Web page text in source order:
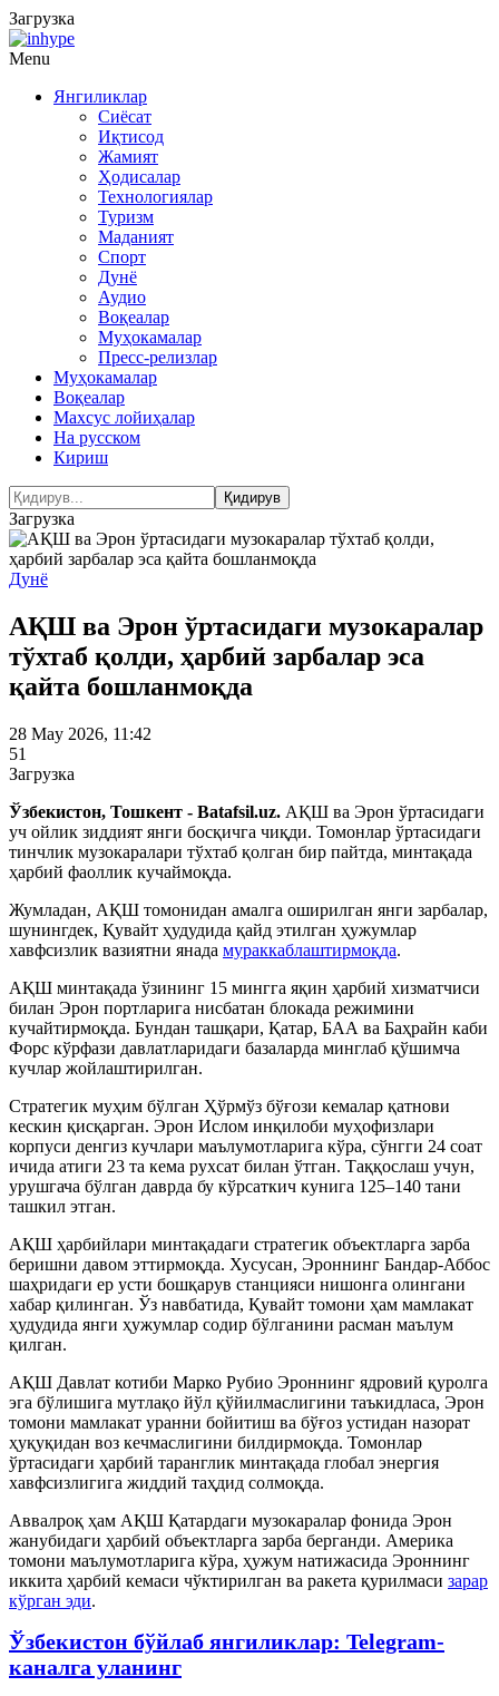
Загрузка
Menu
Янгиликлар
Сиёсат
Иқтисод
Жамият
Ҳодисалар
Технологиялар
Туризм
Маданият
Спорт
Дунё
Аудио
Воқеалар
Муҳокамалар
Пресс-релизлар
Муҳокамалар
Воқеалар
Махсус лойиҳалар
На русском
Кириш
Загрузка
Дунё
АҚШ ва Эрон ўртасидаги музокаралар
тўхтаб қолди, ҳарбий зарбалар эса
қайта бошланмоқда
28 May 2026, 11:42
51
Загрузка
Ўзбекистон, Тошкент - Batafsil.uz. АҚШ ва Эрон ўртасидаги
уч ойлик зиддият янги босқичга чиқди. Томонлар ўртасидаги
тинчлик музокаралари тўхтаб қолган бир пайтда, минтақада
ҳарбий фаоллик кучаймоқда.
Жумладан, АҚШ томонидан амалга оширилган янги зарбалар,
шунингдек, Қувайт ҳудудида қайд этилган ҳужумлар
хавфсизлик вазиятни янада мураккаблаштирмоқда.
АҚШ минтақада ўзининг 15 мингга яқин ҳарбий хизматчиси
билан Эрон портларига нисбатан блокада режимини
кучайтирмоқда. Бундан ташқари, Қатар, БАА ва Баҳрайн каби
Форс кўрфази давлатларидаги базаларда минглаб қўшимча
кучлар жойлаштирилган.
Стратегик муҳим бўлган Ҳўрмўз бўғози кемалар қатнови
кескин қисқарган. Эрон Ислом инқилоби муҳофизлари
корпуси денгиз кучлари маълумотларига кўра, сўнгги 24 соат
ичида атиги 23 та кема рухсат билан ўтган. Таққослаш учун,
урушгача бўлган даврда бу кўрсаткич кунига 125–140 тани
ташкил этган.
АҚШ ҳарбийлари минтақадаги стратегик объектларга зарба
беришни давом эттирмоқда. Хусусан, Эроннинг Бандар-Аббос
шаҳридаги ер усти бошқарув станцияси нишонга олингани
хабар қилинган. Ўз навбатида, Қувайт томони ҳам мамлакат
ҳудудида янги ҳужумлар содир бўлганини расман маълум
қилган.
АҚШ Давлат котиби Марко Рубио Эроннинг ядровий қуролга
эга бўлишига мутлақо йўл қўйилмаслигини таъкидласа, Эрон
томони мамлакат уранни бойитиш ва бўғоз устидан назорат
ҳуқуқидан воз кечмаслигини билдирмоқда. Томонлар
ўртасидаги ҳарбий таранглик минтақада глобал энергия
хавфсизлигига жиддий таҳдид солмоқда.
Аввалроқ ҳам АҚШ Қатардаги музокаралар фонида Эрон
жанубидаги ҳарбий объектларга зарба берганди. Америка
томони маълумотларига кўра, ҳужум натижасида Эроннинг
иккита ҳарбий кемаси чўктирилган ва ракета қурилмаси зарар
кўрган эди.
Ўзбекистон бўйлаб янгиликлар: Telegram-
каналга уланинг